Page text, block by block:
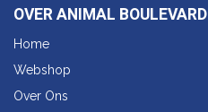
OVER ANIMAL BOULEVARD
Home
Webshop
Over Ons